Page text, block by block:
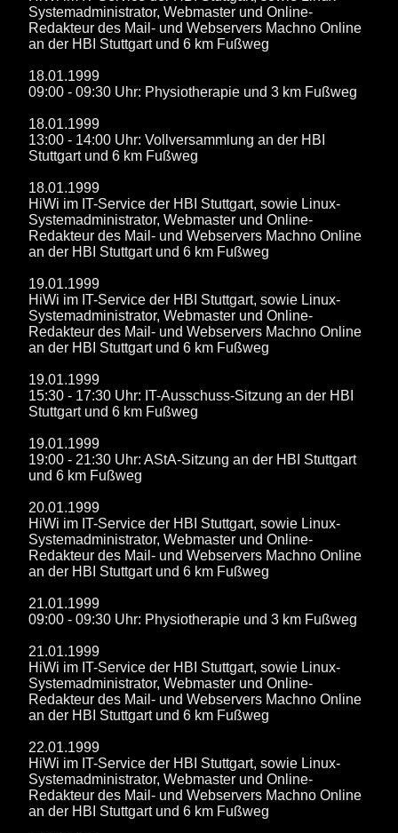
Systemadministrator, Webmaster und Online-
Redakteur des Mail- und Webservers Machno Online
an der HBI Stuttgart und 6 km Fußweg
18.01.1999
09:00 - 09:30 Uhr: Physiotherapie und 3 km Fußweg
18.01.1999
13:00 - 14:00 Uhr: Vollversammlung an der HBI
Stuttgart und 6 km Fußweg
18.01.1999
HiWi im IT-Service der HBI Stuttgart, sowie Linux-
Systemadministrator, Webmaster und Online-
Redakteur des Mail- und Webservers Machno Online
an der HBI Stuttgart und 6 km Fußweg
19.01.1999
HiWi im IT-Service der HBI Stuttgart, sowie Linux-
Systemadministrator, Webmaster und Online-
Redakteur des Mail- und Webservers Machno Online
an der HBI Stuttgart und 6 km Fußweg
19.01.1999
15:30 - 17:30 Uhr: IT-Ausschuss-Sitzung an der HBI
Stuttgart und 6 km Fußweg
19.01.1999
19:00 - 21:30 Uhr: AStA-Sitzung an der HBI Stuttgart
und 6 km Fußweg
20.01.1999
HiWi im IT-Service der HBI Stuttgart, sowie Linux-
Systemadministrator, Webmaster und Online-
Redakteur des Mail- und Webservers Machno Online
an der HBI Stuttgart und 6 km Fußweg
21.01.1999
09:00 - 09:30 Uhr: Physiotherapie und 3 km Fußweg
21.01.1999
HiWi im IT-Service der HBI Stuttgart, sowie Linux-
Systemadministrator, Webmaster und Online-
Redakteur des Mail- und Webservers Machno Online
an der HBI Stuttgart und 6 km Fußweg
22.01.1999
HiWi im IT-Service der HBI Stuttgart, sowie Linux-
Systemadministrator, Webmaster und Online-
Redakteur des Mail- und Webservers Machno Online
an der HBI Stuttgart und 6 km Fußweg